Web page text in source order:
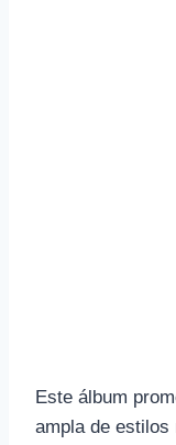
Este álbum
ampla de estilos